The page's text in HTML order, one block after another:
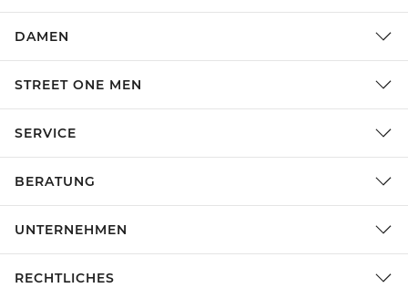
DAMEN
STREET ONE MEN
SERVICE
BERATUNG
UNTERNEHMEN
RECHTLICHES